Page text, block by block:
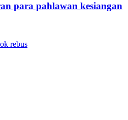
para pahlawan kesiangan
rebus